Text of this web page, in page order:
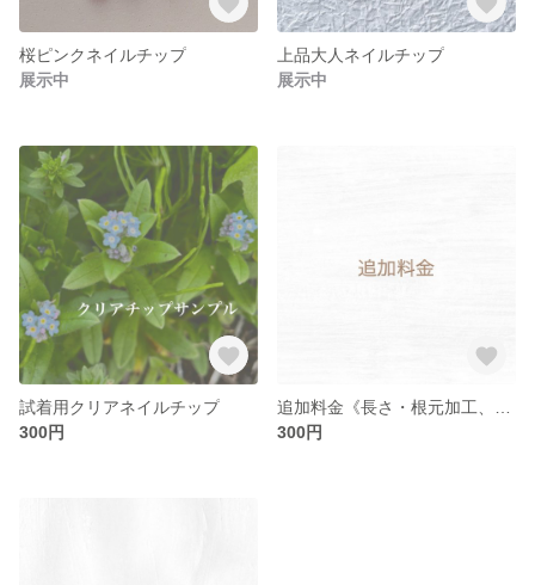
桜ピンクネイルチップ
展示中
上品大人ネイルチップ
展示中
試着用クリアネイルチップ
300円
300円